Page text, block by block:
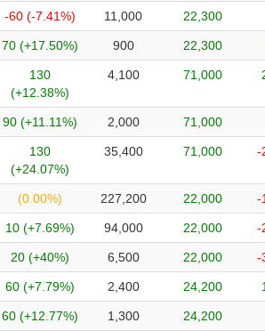
-60 (-7.41%) 11,000 22,300
70 (+17.50%) 900 22,300
130
(+12.38%)
4,100 71,000
90 (+11.11%) 2,000 71,000
130
(+24.07%)
35,400 71,000 -
(0.00%) 227,200 22,000 -
10 (+7.69%) 94,000 22,000 -
20 (+40%) 6,500 22,000 -
60 (+7.79%) 2,400 24,200
60 (+12.77%) 1,300 24,200